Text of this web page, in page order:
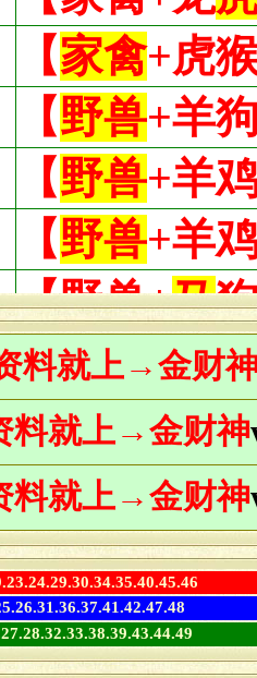
料就上→金财
料就上→金财神
料就上→金财神